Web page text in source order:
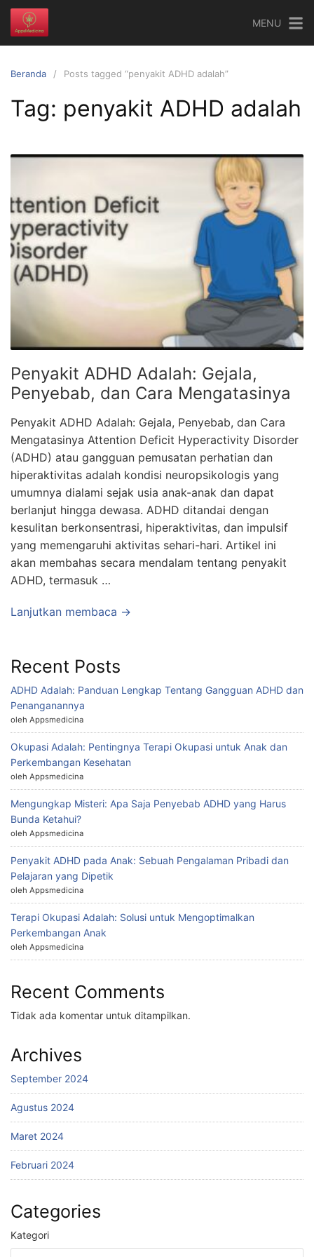
Langsung
konten
MENU
Beranda Posts tagged “penyakit ADHD adalah”
Tag: penyakit ADHD adalah
Penyakit ADHD Adalah: Gejala,
Penyebab, dan Cara Mengatasinya
Penyakit ADHD Adalah: Gejala, Penyebab, dan Cara
Mengatasinya Attention Deficit Hyperactivity Disorder
(ADHD) atau gangguan pemusatan perhatian dan
hiperaktivitas adalah kondisi neuropsikologis yang
umumnya dialami sejak usia anak-anak dan dapat
berlanjut hingga dewasa. ADHD ditandai dengan
kesulitan berkonsentrasi, hiperaktivitas, dan impulsif
yang memengaruhi aktivitas sehari-hari. Artikel ini
akan membahas secara mendalam tentang penyakit
ADHD, termasuk …
Lanjutkan membaca →
Recent Posts
ADHD Adalah: Panduan Lengkap Tentang Gangguan ADHD dan
Penanganannya
oleh Appsmedicina
Okupasi Adalah: Pentingnya Terapi Okupasi untuk Anak dan
Perkembangan Kesehatan
oleh Appsmedicina
Mengungkap Misteri: Apa Saja Penyebab ADHD yang Harus
Bunda Ketahui?
oleh Appsmedicina
Penyakit ADHD pada Anak: Sebuah Pengalaman Pribadi dan
Pelajaran yang Dipetik
oleh Appsmedicina
Terapi Okupasi Adalah: Solusi untuk Mengoptimalkan
Perkembangan Anak
oleh Appsmedicina
Recent Comments
Tidak ada komentar untuk ditampilkan.
Archives
September 2024
Agustus 2024
Maret 2024
Februari 2024
Categories
Kategori